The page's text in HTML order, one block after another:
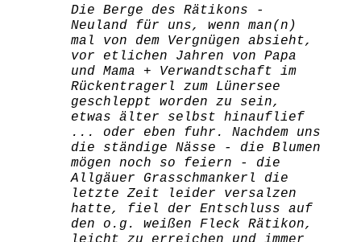
Die Berge des Rätikons -
Neuland für uns, wenn man(n)
mal von dem Vergnügen absieht,
vor etlichen Jahren von Papa
und Mama + Verwandtschaft im
Rückentragerl zum Lünersee
geschleppt worden zu sein,
etwas älter selbst hinauflief
... oder eben fuhr. Nachdem uns
die ständige Nässe - die Blumen
mögen noch so feiern - die
Allgäuer Grasschmankerl die
letzte Zeit leider versalzen
hatte, fiel der Entschluss auf
den o.g. weißen Fleck Rätikon,